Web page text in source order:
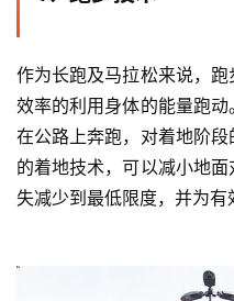
作为长跑及马拉松来说，
效率的利用身体的能量跑
在公路上奔跑，对着地阶
的着地技术，可以减小地
失减少到最低限度，并为有